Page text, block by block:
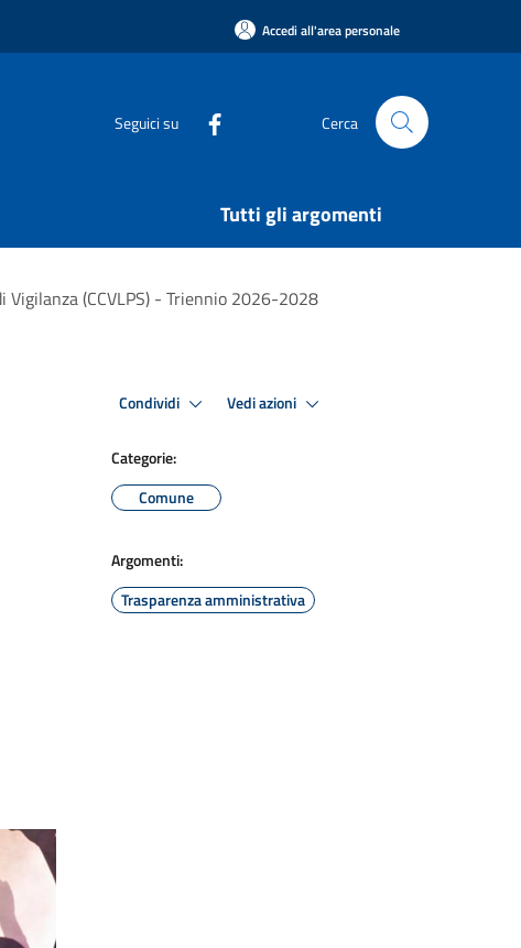
Accedi all'area personale
Seguici su Cerca
Tutti gli argomenti
(CCVLPS) - Triennio 2026-2028
Condividi Vedi azioni
Categorie:
Comune
Argomenti:
Trasparenza amministrativa